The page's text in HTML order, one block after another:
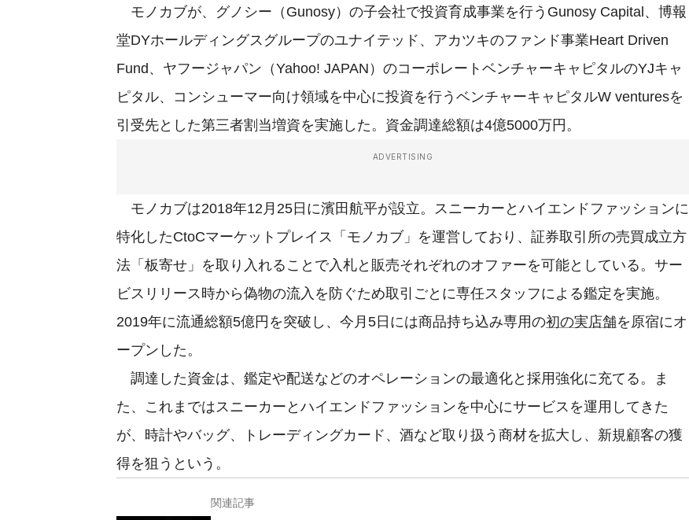
モノカブが、グノシー（Gunosy）の子会社で投資育成事業を行うGunosy Capital、博報
堂DYホールディングスグループのユナイテッド、アカツキのファンド事業Heart Driven
Fund、ヤフージャパン（Yahoo! JAPAN）のコーポレートベンチャーキャピタルのYJキャ
ピタル、コンシューマー向け領域を中心に投資を行うベンチャーキャピタルW venturesを
引受先とした第三者割当増資を実施した。資金調達総額は4億5000万円。
ADVERTISING
モノカブは2018年12月25日に濱田航平が設立。スニーカーとハイエンドファッションに
特化したCtoCマーケットプレイス「モノカブ」を運営しており、証券取引所の売買成立方
法「板寄せ」を取り入れることで入札と販売それぞれのオファーを可能としている。サー
ビスリリース時から偽物の流入を防ぐため取引ごとに専任スタッフによる鑑定を実施。
2019年に流通総額5億円を突破し、今月5日には商品持ち込み専用の初の実店舗を原宿にオ
ープンした。
調達した資金は、鑑定や配送などのオペレーションの最適化と採用強化に充てる。ま
た、これまではスニーカーとハイエンドファッションを中心にサービスを運用してきた
が、時計やバッグ、トレーディングカード、酒など取り扱う商材を拡大し、新規顧客の獲
得を狙うという。
関連記事